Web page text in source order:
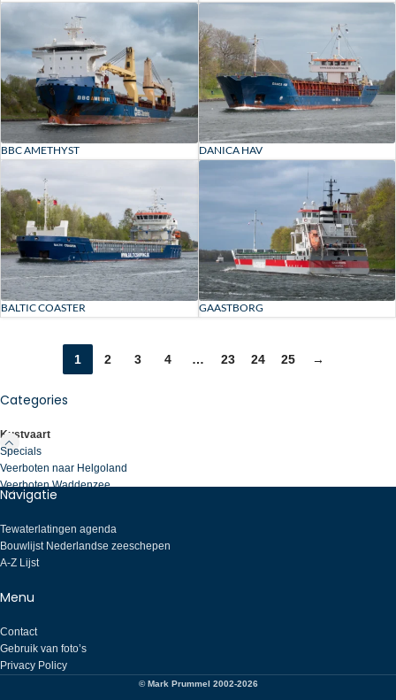
Categories
Kustvaart
Specials
Veerboten naar Helgoland
Veerboten Waddenzee
BBC AMETHYST DANICA HAV
BALTIC COASTER GAASTBORG
1 2 3 4 … 23 24 25 →
Navigatie
Tewaterlatingen agenda
Bouwlijst Nederlandse zeeschepen
A-Z Lijst
Menu
Contact
Gebruik van foto’s
Privacy Policy
© Mark Prummel 2002-2026